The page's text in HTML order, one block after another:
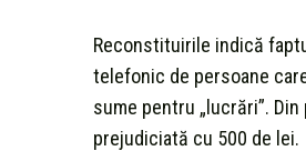
Reconstituirile indică
telefonic de persoane
sume pentru „lucrări”.
prejudiciată cu 500 de lei.